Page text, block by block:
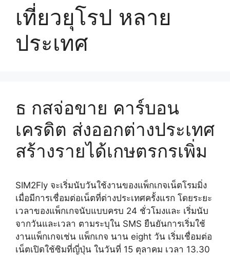
เที่ยวยุโรป หลาย
ประเทศ
ธ กสจ่อขาย คาร์บอน
เครดิต ส่งออกต่างประเทศ
สร้างรายได้เกษตรกรเพิ่ม
SIM2Fly จะเริ่มนับวันใช้งานของแพ็กเกจเน็ตโรมมิ่ง
เมื่อมีการเชื่อมต่อเน็ตที่ต่างประเทศครั้งแรก โดยระยะ
เวลาของแพ็กเกจนับแบบครบ 24 ชั่วโมงและ เริ่มนับ
จากวันและเวลา ตามระบุใน SMS ยืนยันการเริ่มใช้
งานแพ็กเกจเช่น แพ็กเกจ นาน eight วัน เริ่มเชื่อมต่อ
เน็ตเปิดใช้ซิมที่ญี่ปุ่น ในวันที่ 15 ตุลาคม เวลา 13.30